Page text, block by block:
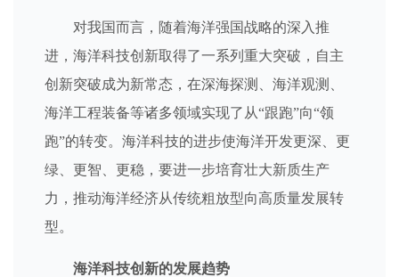
对我国而言，随着海洋强国战略的深入推
进，海洋科技创新取得了一系列重大突破，自主
创新突破成为新常态，在深海探测、海洋观测、
海洋工程装备等诸多领域实现了从“跟跑”向“领
跑”的转变。海洋科技的进步使海洋开发更深、更
绿、更智、更稳，要进一步培育壮大新质生产
力，推动海洋经济从传统粗放型向高质量发展转
型。
海洋科技创新的发展趋势